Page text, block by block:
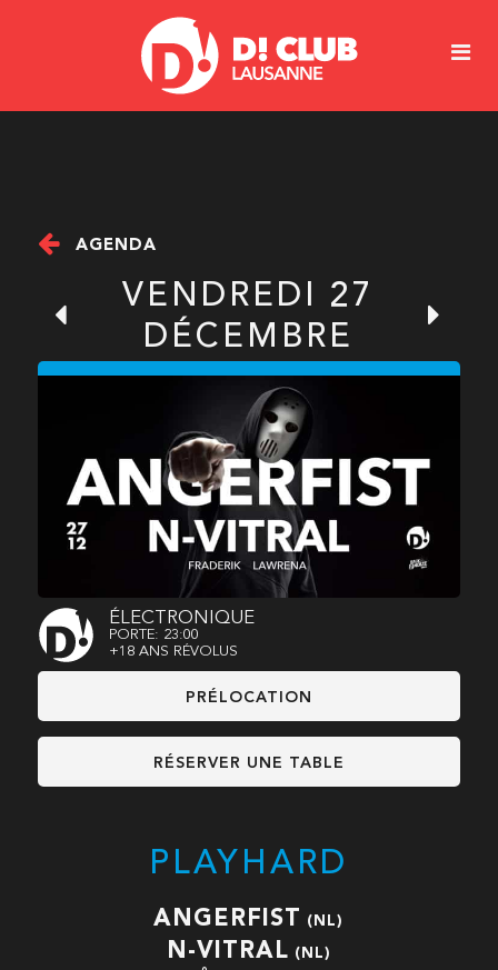
AGENDA
VENDREDI 27
DÉCEMBRE
ÉLECTRONIQUE
PORTE: 23:00
+18 ANS RÉVOLUS
PRÉLOCATION
RÉSERVER UNE TABLE
PLAYHARD
ANGERFIST (NL)
N-VITRAL (NL)